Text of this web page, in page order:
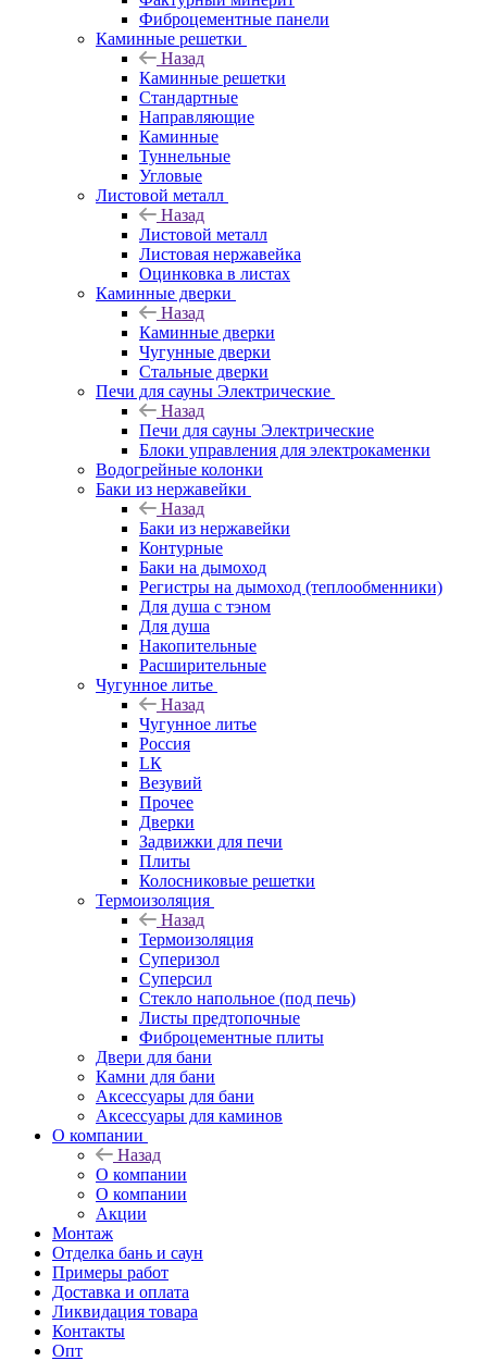
Фиброцементные панели
Каминные решетки
Назад
Каминные решетки
Стандартные
Направляющие
Каминные
Туннельные
Угловые
Листовой металл
Назад
Листовой металл
Листовая нержавейка
Оцинковка в листах
Каминные дверки
Назад
Каминные дверки
Чугунные дверки
Стальные дверки
Печи для сауны Электрические
Назад
Печи для сауны Электрические
Блоки управления для электрокаменки
Водогрейные колонки
Баки из нержавейки
Назад
Баки из нержавейки
Контурные
Баки на дымоход
Регистры на дымоход (теплообменники)
Для душа с тэном
Для душа
Накопительные
Расширительные
Чугунное литье
Назад
Чугунное литье
Россия
LК
Везувий
Прочее
Дверки
Задвижки для печи
Плиты
Колосниковые решетки
Термоизоляция
Назад
Термоизоляция
Суперизол
Суперсил
Стекло напольное (под печь)
Листы предтопочные
Фиброцементные плиты
Двери для бани
Камни для бани
Аксессуары для бани
Аксессуары для каминов
О компании
Назад
О компании
О компании
Акции
Монтаж
Отделка бань и саун
Примеры работ
Доставка и оплата
Ликвидация товара
Контакты
Опт